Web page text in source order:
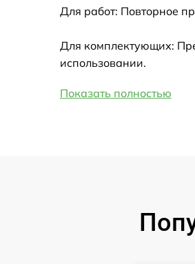
Ремонт дисковода
Замена
Для работ: Повторное
Для комплектующих:
использовании.
Показать полностью